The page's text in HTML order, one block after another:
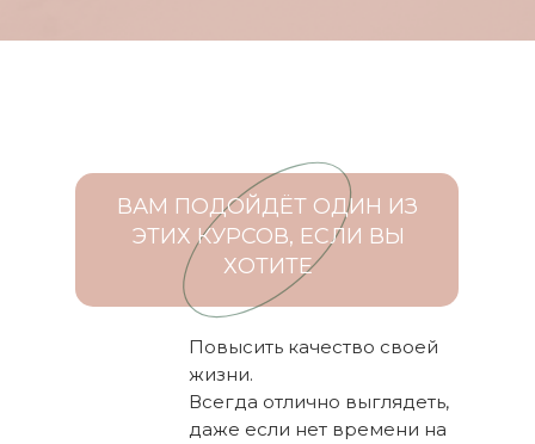
ВАМ ПОДОЙДЁТ ОДИН ИЗ
ЭТИХ КУРСОВ, ЕСЛИ ВЫ
ХОТИТЕ
Повысить качество своей
жизни.
Всегда отлично выглядеть,
даже если нет времени на